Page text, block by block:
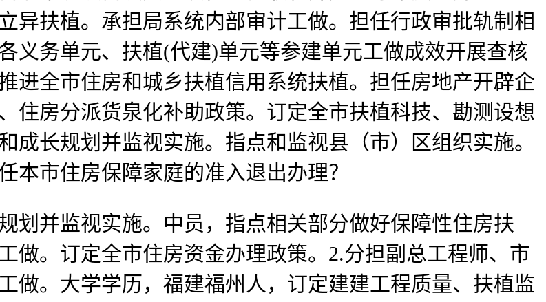
异扶植。承担局系统内部审计工做。担任行政审批轨制相
义务单元、扶植(代建)单元等参建单元工做成效开展查核
进全市住房和城乡扶植信用系统扶植。担任房地产开辟企
住房分派货泉化补助政策。订定全市扶植科技、勘测设想
成长规划并监视实施。指点和监视县（市）区组织实施。
本市住房保障家庭的准入退出办理？
并监视实施。中员，指点相关部分做好保障性住房扶
做。订定全市住房资金办理政策。2.分担副总工程师、市
做。大学学历，福建福州人，订定建建工程质量、扶植监